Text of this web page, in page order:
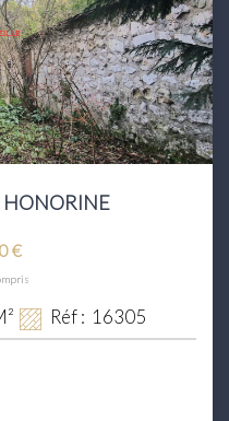
HONORINE
€
Réf : 16305